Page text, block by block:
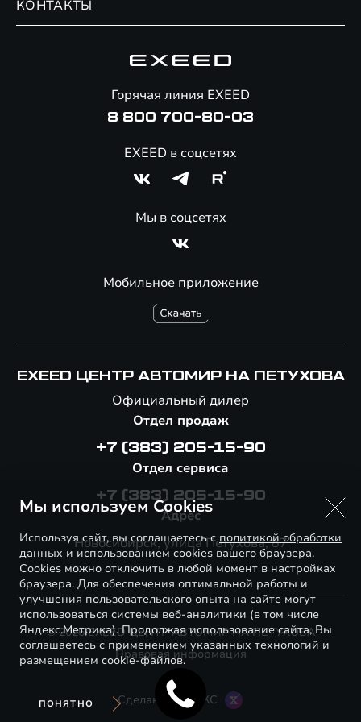
Сервис
Помощь на дорогах
Специальные предложения
КОНТАКТЫ
Мобильное приложение
Горячая линия EXEED
8 800 700-80-03
EXEED в соцсетях
Мы в соцсетях
EXEED ЦЕНТР АВТОМИР НА ПЕТУХОВА
Официальный дилер
Отдел продаж
+7 (383) 205-15-90
Отдел сервиса
+7 (383) 205-15-90
Адрес
Новосибирск, улица Петухова, 87
© 2026 EXEED ЦЕНТР АВТОМИР НА ПЕТУХОВА
Правовая информация
Сделано в ПЕРКС
Мы используем Cookies
Используя сайт, вы соглашаетесь сполитикой обработки
данных и использованием cookies вашего браузера.
Cookies можно отключить в любой момент в настройках
браузера. Для обеспечения оптимальной работы и
улучшения пользовательского опыта на сайте могут
использоваться системы веб-аналитики (в том числе
Яндекс.Метрика). Продолжая использование сайта, Вы
соглашаетесь с применением указанных технологий и
размещением cookie-файлов.
ПОНЯТНО